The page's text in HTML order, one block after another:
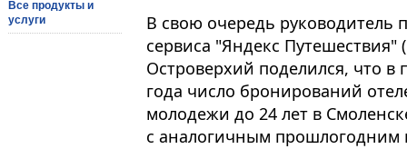
Все продукты и
услуги
В свою очередь руководитель
сервиса "Яндекс
Островерхий поделился, что в
года число бронирований
молодежи до 24 лет в
с аналогичным прошлогодним